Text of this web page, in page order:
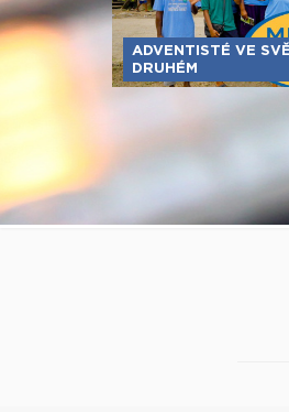
ADVENTISTÉ VE
DRUHÉM